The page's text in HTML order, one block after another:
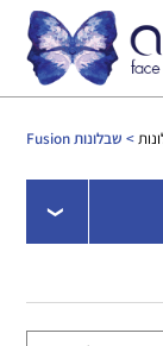
> שבלונות Fusion